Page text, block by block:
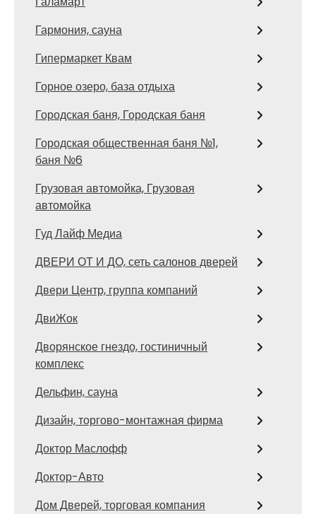
Гармония, сауна
Гипермаркет Квам
Горное озеро, база отдыха
Городская баня, Городская баня
Городская общественная баня №1,
баня №6
Грузовая автомойка, Грузовая
автомойка
Гуд Лайф Медиа
ДВЕРИ ОТ И ДО, сеть салонов дверей
Двери Центр, группа компаний
ДвиЖок
Дворянское гнездо, гостиничный
комплекс
Дельфин, сауна
Дизайн, торгово-монтажная фирма
Доктор Маслофф
Доктор-Авто
Дом Дверей, торговая компания